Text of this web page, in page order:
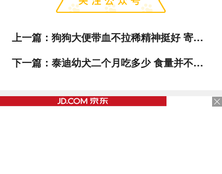
上一篇： 狗狗大便带血不拉稀精神挺好 寄生虫也能导致便血？！
下一篇： 泰迪幼犬二个月吃多少 食量并不是固定值！